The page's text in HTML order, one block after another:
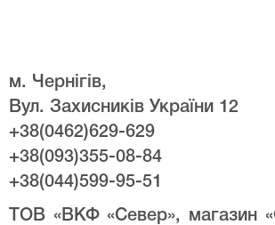
м. Чернігів,
Вул. Захисників України 12
+38(0462)629-629
+38(093)355-08-84
+38(044)599-95-51
ТОВ «ВКФ «Север», магазин